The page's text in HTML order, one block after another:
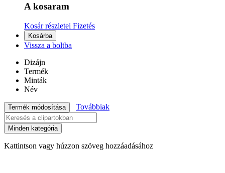
A kosaram
Kosár részletei Fizetés
Kosárba
Vissza a boltba
Dizájn
Termék
Minták
Név
Termék módosítása Továbbiak
Minden kategória
Kattintson vagy húzzon szöveg hozzáadásához